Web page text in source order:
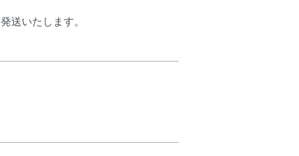
送いたします。